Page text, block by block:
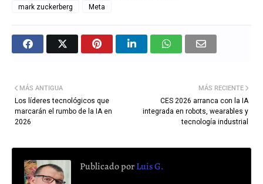
mark zuckerberg
Meta
MÁS RECIENTE
CES 2026 arranca con la IA
integrada en robots, wearables y
tecnología industrial
MÁS ANTIGUA
Los líderes tecnológicos que
marcarán el rumbo de la IA en
2026
Publicado porLuis G.